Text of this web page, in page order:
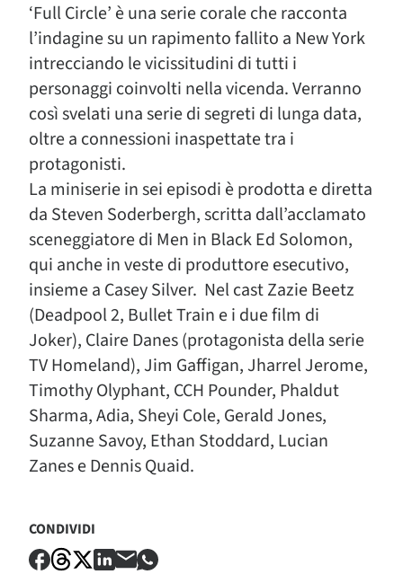
‘Full Circle’ è una serie corale che racconta
l’indagine su un rapimento fallito a New York
intrecciando le vicissitudini di tutti i
personaggi coinvolti nella vicenda. Verranno
così svelati una serie di segreti di lunga data,
oltre a connessioni inaspettate tra i
protagonisti.
La miniserie in sei episodi è prodotta e diretta
da Steven Soderbergh, scritta dall’acclamato
sceneggiatore di Men in Black Ed Solomon,
qui anche in veste di produttore esecutivo,
insieme a Casey Silver. Nel cast Zazie Beetz
(Deadpool 2, Bullet Train e i due film di
Joker), Claire Danes (protagonista della serie
TV Homeland), Jim Gaffigan, Jharrel Jerome,
Timothy Olyphant, CCH Pounder, Phaldut
Sharma, Adia, Sheyi Cole, Gerald Jones,
Suzanne Savoy, Ethan Stoddard, Lucian
Zanes e Dennis Quaid.
CONDIVIDI